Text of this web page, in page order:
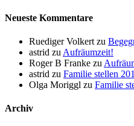
Neueste Kommentare
Ruediger Volkert zu
astrid zu Aufräumzeit!
Roger B Franke zu
astrid zu Familie stellen
Olga Moriggl zu Familie
Archiv